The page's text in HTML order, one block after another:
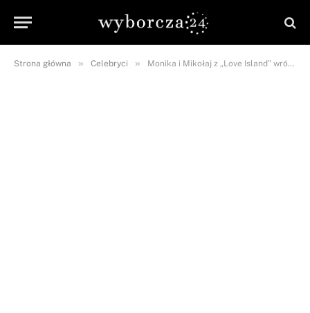
Strona główna » Celebryci » Monika i Mikołaj z „Love Island” wrócili do siebie?! Szczere wyznanie uczestników.